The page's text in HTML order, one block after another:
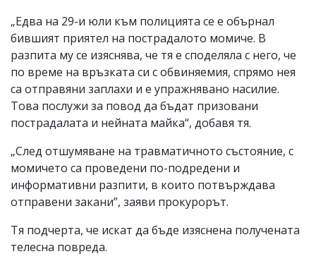
„Едва на 29-и юли към полицията се е обърнал
бившият приятел на пострадалото момиче. В
разпита му се изяснява, че тя е споделяла с него, че
по време на връзката си с обвиняемия, спрямо нея
са отправяни заплахи и е упражнявано насилие.
Това послужи за повод да бъдат призовани
пострадалата и нейната майка“, добавя тя.
„След отшумяване на травматичното състояние, с
момичето са проведени по-подредени и
информативни разпити, в които потвърждава
отправени закани”, заяви прокурорът.
Тя подчерта, че искат да бъде изяснена получената
телесна повреда.